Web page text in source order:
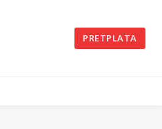
PRETPLATA